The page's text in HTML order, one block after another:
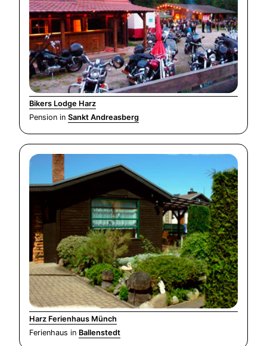
Bikers Lodge Harz
Pension in Sankt Andreasberg
Harz Ferienhaus Münch
Ferienhaus in Ballenstedt